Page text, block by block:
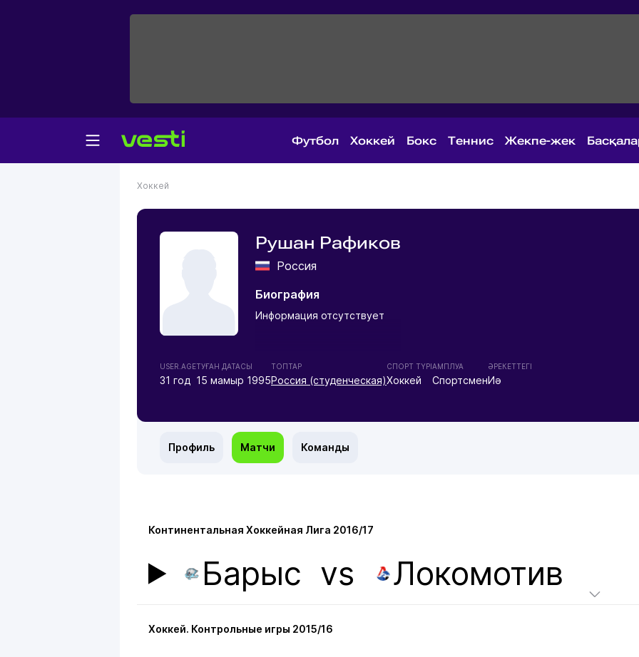
Футбол Хоккей Бокс Теннис Жекпе-жек
Хоккей
Рушан Рафиков
Россия
Биография
Информация отсутствует
USER.AGE
31 год
ТУҒАН ДАТАСЫ
15 мамыр 1995
ТОПТАР
Россия (студенческая)
СПОРТ ТҮРІ
Хоккей
АМПЛУА
Спортсмен
ӘРЕКЕТТЕГІ
Иә
Профиль Матчи Команды
Континентальная Хоккейная Лига 2016/17
Барыс vs Локомотив
Хоккей. Контрольные игры 2015/16